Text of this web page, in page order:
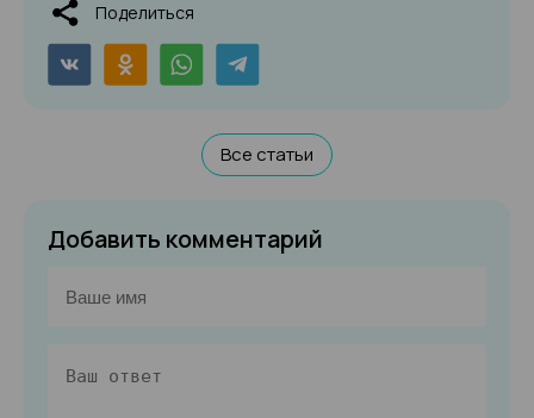
Поделиться
Все статьи
Добавить комментарий